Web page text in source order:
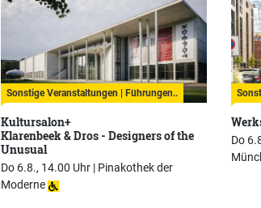
Sonstige Veranstaltungen | Führungen..
Kultursalon+
Klarenbeek & Dros - Designers of the
Unusual
Do 6.8., 14.00 Uhr | Pinakothek der
Moderne
Do